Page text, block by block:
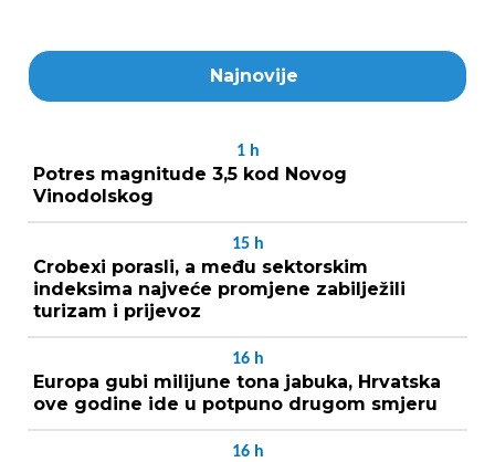
Najnovije
1 h
Potres magnitude 3,5 kod Novog
Vinodolskog
15 h
Crobexi porasli, a među sektorskim
indeksima najveće promjene zabilježili
turizam i prijevoz
16 h
Europa gubi milijune tona jabuka, Hrvatska
ove godine ide u potpuno drugom smjeru
16 h